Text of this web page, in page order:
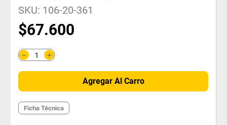
SKU: 106-20-361
$67.600
＋
－
Agregar Al Carro
Ficha Técnica